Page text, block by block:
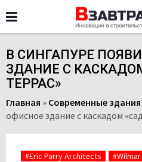
В СИНГАПУРЕ
ЗДАНИЕ С
ТЕРРАС»
Главная » Современные здания
офисное здание с каскадом
#Eric Parry Architects #Wilmar